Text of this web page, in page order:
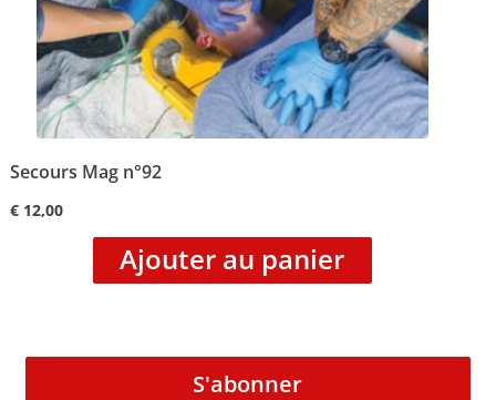
Secours Mag n°92
€12,00
Ajouter au panier
S'abonner